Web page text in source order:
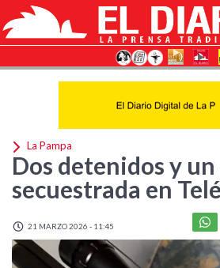
La Pampa
Dos detenidos y
secuestrada en
21 MARZO 2026 - 11:45